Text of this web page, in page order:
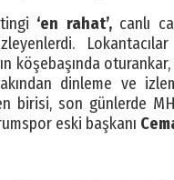
‘en rahat’, canlı
köşebaşında
yakından dinleme ve
birisi, son günlerde
eski başkanı